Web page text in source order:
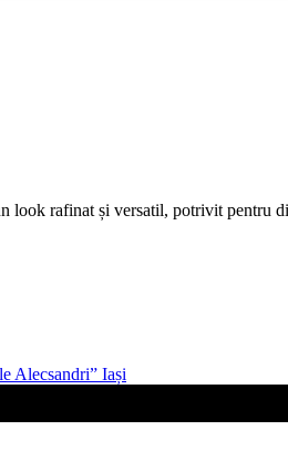
look rafinat și versatil, potrivit pentru